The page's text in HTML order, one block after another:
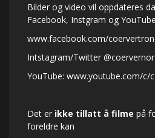
Bilder og video vil oppdateres
Facebook, Instgram og YouTube
www.facebook.com/
Intstagram/Twitter
YouTube: www.youtube.com/c/
Det er ikke tillatt å filme på
foreldre kan